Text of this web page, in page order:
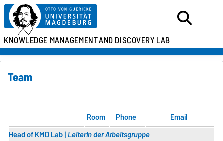
KNOWLEDGE MANAGEMENTAND DISCOVERY LAB
Team
Room Phone
Email
Head of KMD Lab |Leiterin der Arbeitsgruppe